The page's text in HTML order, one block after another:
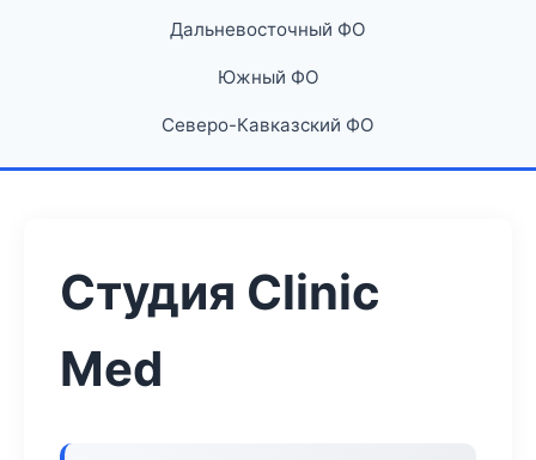
Дальневосточный ФО
Южный ФО
Северо-Кавказский ФО
Студия Clinic
Med